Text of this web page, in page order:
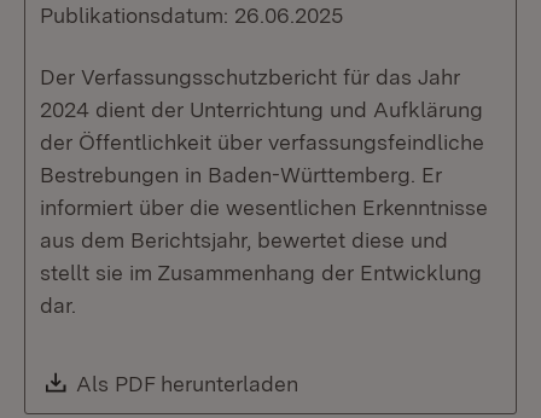
Publikationsdatum: 26.06.2025
Der Verfassungsschutzbericht für das Jahr
2024 dient der Unterrichtung und Aufklärung
der Öffentlichkeit über verfassungsfeindliche
Bestrebungen in Baden-Württemberg. Er
informiert über die wesentlichen Erkenntnisse
aus dem Berichtsjahr, bewertet diese und
stellt sie im Zusammenhang der Entwicklung
dar.
Download:
Als PDF herunterladen